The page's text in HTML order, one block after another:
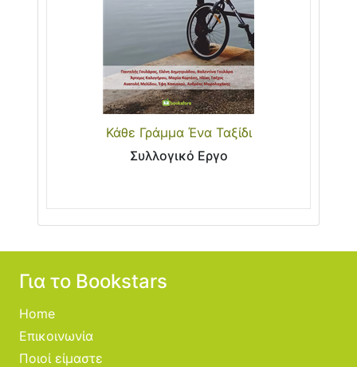
Κάθε Γράμμα Ένα Ταξίδι
Συλλογικό Εργο
Για το Bookstars
Home
Επικοινωνία
Ποιοί είμαστε